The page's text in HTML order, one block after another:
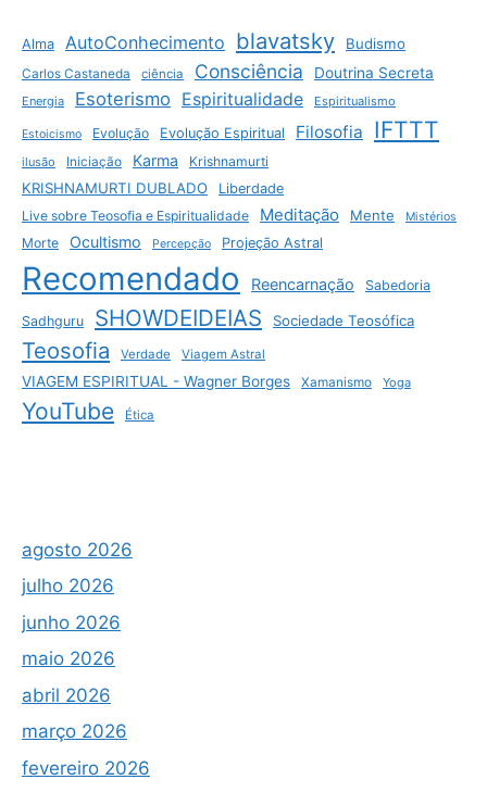
Alma AutoConhecimento blavatsky Budismo
Carlos Castaneda ciência Consciência Doutrina Secreta
Energia Esoterismo Espiritualidade Espiritualismo
Estoicismo Evolução Evolução Espiritual Filosofia IFTTT
ilusão Iniciação Karma Krishnamurti
KRISHNAMURTI DUBLADO
Liberdade
Live sobre Teosofia e Espiritualidade
Meditação Mente Mistérios
Morte Ocultismo Percepção Projeção Astral
Recomendado Reencarnação Sabedoria
Sadhguru SHOWDEIDEIAS Sociedade Teosófica
Teosofia Verdade Viagem Astral
VIAGEM ESPIRITUAL - Wagner Borges Xamanismo Yoga
YouTube Ética
agosto 2026
julho 2026
junho 2026
maio 2026
abril 2026
março 2026
fevereiro 2026